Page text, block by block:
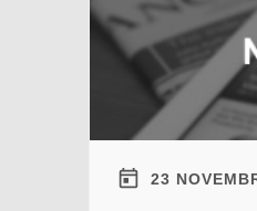
23